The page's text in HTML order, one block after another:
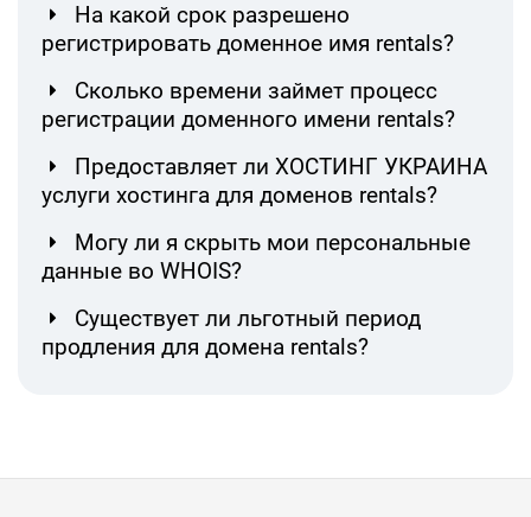
На какой срок разрешено
регистрировать доменное имя rentals?
Сколько времени займет процесс
регистрации доменного имени rentals?
Предоставляет ли ХОСТИНГ УКРАИНА
услуги хостинга для доменов rentals?
Могу ли я скрыть мои персональные
данные во WHOIS?
Существует ли льготный период
продления для домена rentals?